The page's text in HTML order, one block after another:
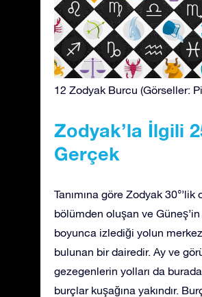
12 Zodyak Burcu (Görseller:
Zodyak’la İlgili
Gerçek
Tanımına göre Zodyak 30°’lik
bölümden oluşan ve Güneş’in
boyunca izlediği yolun
bulunan bir dairedir. Ay ve
gezegenlerin yolları da
burçlar kuşağına yakındır.